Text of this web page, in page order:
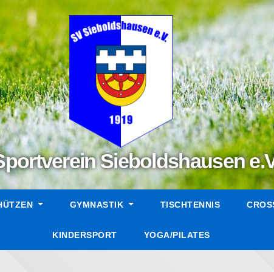
Sieboldshausen
GYMNASTIK TISCHTENNIS
KINDERSPORT YOGA/PILATES